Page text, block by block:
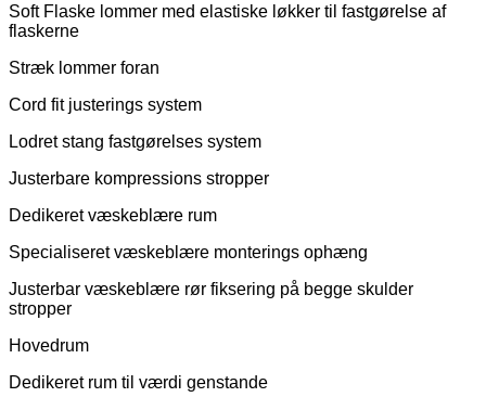
Soft Flaske lommer med elastiske løkker til fastgørelse af
flaskerne
Stræk lommer foran
Cord fit justerings system
Lodret stang fastgørelses system
Justerbare kompressions stropper
Dedikeret væskeblære rum
Specialiseret væskeblære monterings ophæng
Justerbar væskeblære rør fiksering på begge skulder
stropper
Hovedrum
Dedikeret rum til værdi genstande